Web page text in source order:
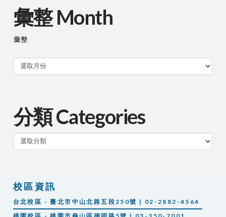
彙整 Month
彙整
分類 Categories
類
校區資訊
台北校區 - 臺北市中山北路五段250號 | 02-2882-4564